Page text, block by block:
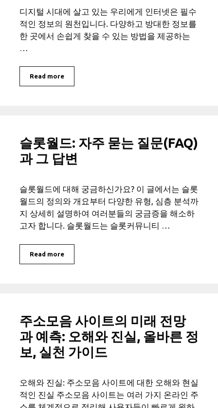
디지털 시대에 살고 있는 우리에게 인터넷은 필수
적인 정보의 원천입니다. 다양하고 방대한 정보를
한 곳에서 손쉽게 찾을 수 있는 방법을 제공하는
Read more
슬롯월드: 자주 묻는 질문(FAQ)
과 그 답변
슬롯월드에 대해 궁금하신가요? 이 글에서는 슬롯
월드의 정의와 개요부터 다양한 유형, 심층 분석까
지 상세히 설명하여 여러분들의 궁금증을 해소하
고자 합니다. 슬롯월드는 슬롯커뮤니티 …
Read more
주소모음 사이트의 미래 전망
과 예측: 오해와 진실, 올바른 정
보, 실천 가이드
오해와 진실: 주소모음 사이트에 대한 오해와 현실
적인 진실 주소모음 사이트는 여러 가지 온라인 주